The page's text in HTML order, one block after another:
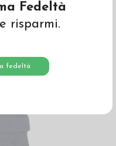
Fedeltà
risparmi.
fedeltà